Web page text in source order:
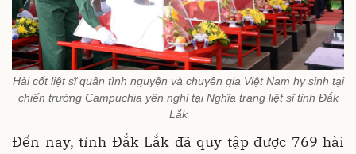
Hài cốt liệt sĩ quân tình nguyện và chuyên gia Việt Nam hy sinh tại
chiến trường Campuchia yên nghỉ tại Nghĩa trang liệt sĩ tỉnh Đắk
Lắk
Đến nay, tỉnh Đắk Lắk đã quy tập được 769 hài